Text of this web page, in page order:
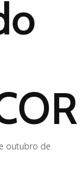
outubro de